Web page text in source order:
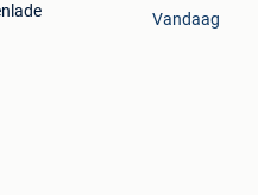
Vandaag